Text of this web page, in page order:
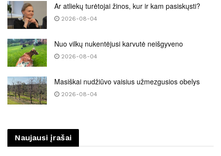
Ar atliekų turėtojai žinos, kur ir kam pasiskųsti?
2026-08-04
Nuo vilkų nukentėjusi karvutė neišgyveno
2026-08-04
Masiškai nudžiūvo vaisius užmezgusios obelys
2026-08-04
Naujausi įrašai